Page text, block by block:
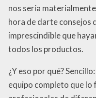
nos sería
hora de darte consejos
imprescindible que
todos los productos.
¿Y eso por qué?
equipo completo que lo